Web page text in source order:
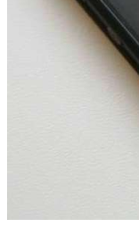
Волгоградские
заключены